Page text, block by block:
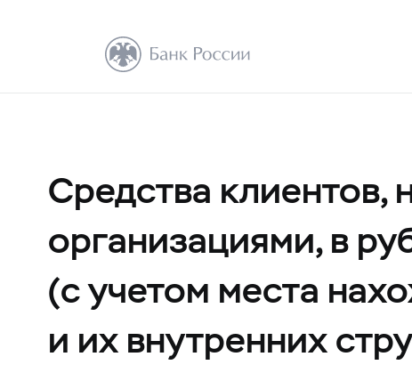
Средства
организациями, в
(с учетом места
и их внутренних